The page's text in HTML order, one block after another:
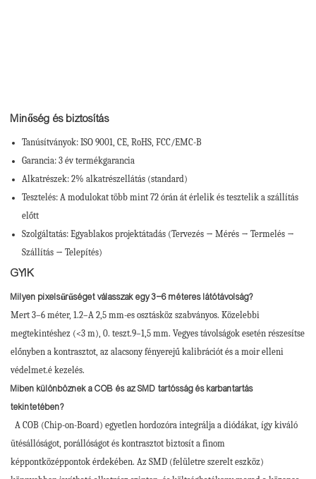
Minőség és biztosítás
Tanúsítványok: ISO 9001, CE, RoHS, FCC/EMC-B
Garancia: 3 év termékgarancia
Alkatrészek: 2% alkatrészellátás (standard)
Tesztelés: A modulokat több mint 72 órán át érlelik és tesztelik a szállítás
előtt
Szolgáltatás: Egyablakos projektátadás (Tervezés → Mérés → Termelés →
Szállítás → Telepítés)
GYIK
Milyen pixelsűrűséget válasszak egy 3–6 méteres látótávolság?
Mert 3–6 méter, 1.2–A 2,5 mm-es osztásköz szabványos. Közelebbi
megtekintéshez (<3 m), 0. teszt.9–1,5 mm. Vegyes távolságok esetén részesítse
előnyben a kontrasztot, az alacsony fényerejű kalibrációt és a moir elleni
védelmet.é kezelés.
Miben különböznek a COB és az SMD tartósság és karbantartás
tekintetében?
A COB (Chip-on-Board) egyetlen hordozóra integrálja a diódákat, így kiváló
ütésállóságot, porállóságot és kontrasztot biztosít a finom
képpontközéppontok érdekében. Az SMD (felületre szerelt eszköz)